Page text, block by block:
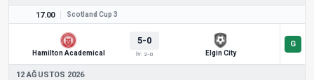
17.00 Scotland Cup 3
Hamilton Academical
5-0
İY: 2-0 Elgin City
12 AĞUSTOS 2026